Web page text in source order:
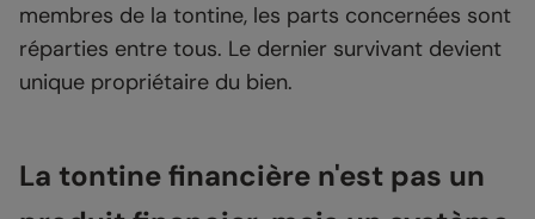
membres de la tontine, les parts concernées sont
réparties entre tous. Le dernier survivant devient
unique propriétaire du bien.
La tontine financière n'est pas un